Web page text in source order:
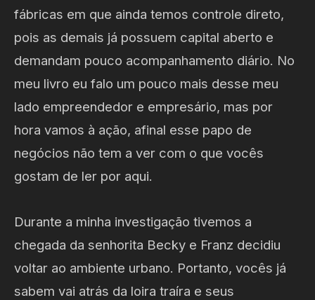
fábricas em que ainda temos controle direto,
pois as demais já possuem capital aberto e
demandam pouco acompanhamento diário. No
meu livro eu falo um pouco mais desse meu
lado empreendedor e empresário, mas por
hora vamos à ação, afinal esse papo de
negócios não tem a ver com o que vocês
gostam de ler por aqui.
Durante a minha investigação tivemos a
chegada da senhorita Becky e Franz decidiu
voltar ao ambiente urbano. Portanto, vocês já
sabem vai atrás da loira traíra e seus